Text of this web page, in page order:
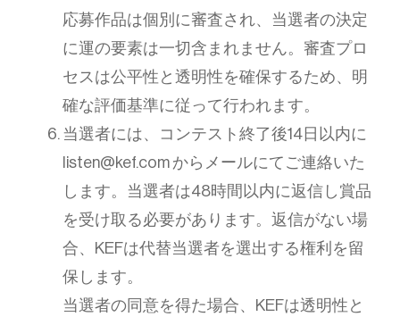
応募作品は個別に審査され、当選者の決定
に運の要素は一切含まれません。審査プロ
セスは公平性と透明性を確保するため、明
確な評価基準に従って行われます。
当選者には、コンテスト終了後14日以内に
listen@kef.com からメールにてご連絡いた
します。当選者は48時間以内に返信し賞品
を受け取る必要があります。返信がない場
合、KEFは代替当選者を選出する権利を留
保します。
当選者の同意を得た場合、KEFは透明性と